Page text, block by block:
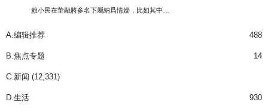
賴小民在華融將多名下屬納爲情婦，比如其中…
A.编辑推荐 488
B.焦点专题 14
C.新闻 (12,331)
D.生活 930